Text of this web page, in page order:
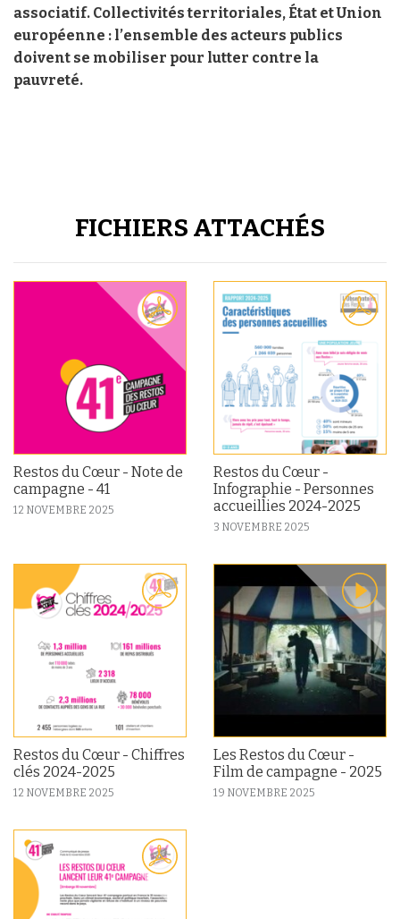
associatif. Collectivités territoriales, État et Union
européenne : l’ensemble des acteurs publics
doivent se mobiliser pour lutter contre la
pauvreté.
FICHIERS ATTACHÉS
Restos du Cœur - Note de
campagne - 41
12 NOVEMBRE 2025
Restos du Cœur -
Infographie - Personnes
accueillies 2024-2025
3 NOVEMBRE 2025
Restos du Cœur - Chiffres
clés 2024-2025
12 NOVEMBRE 2025
Les Restos du Cœur -
Film de campagne - 2025
19 NOVEMBRE 2025